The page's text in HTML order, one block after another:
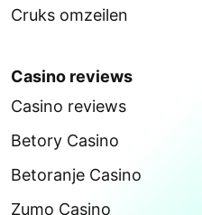
Cruks omzeilen
Casino reviews
Casino reviews
Betory Casino
Betoranje Casino
Zumo Casino